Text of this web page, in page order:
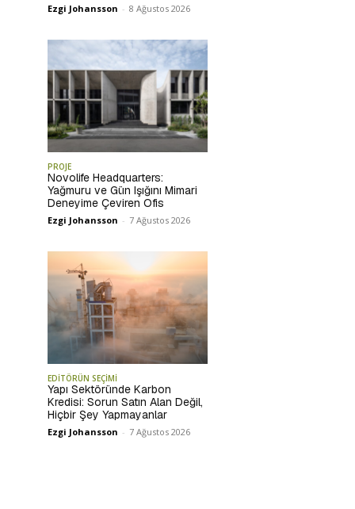
Ezgi Johansson - 8 Ağustos 2026
PROJE
Novolife Headquarters:
Yağmuru ve Gün Işığını Mimari
Deneyime Çeviren Ofis
Ezgi Johansson - 7 Ağustos 2026
EDİTÖRÜN SEÇİMİ
Yapı Sektöründe Karbon
Kredisi: Sorun Satın Alan Değil,
Hiçbir Şey Yapmayanlar
Ezgi Johansson - 7 Ağustos 2026